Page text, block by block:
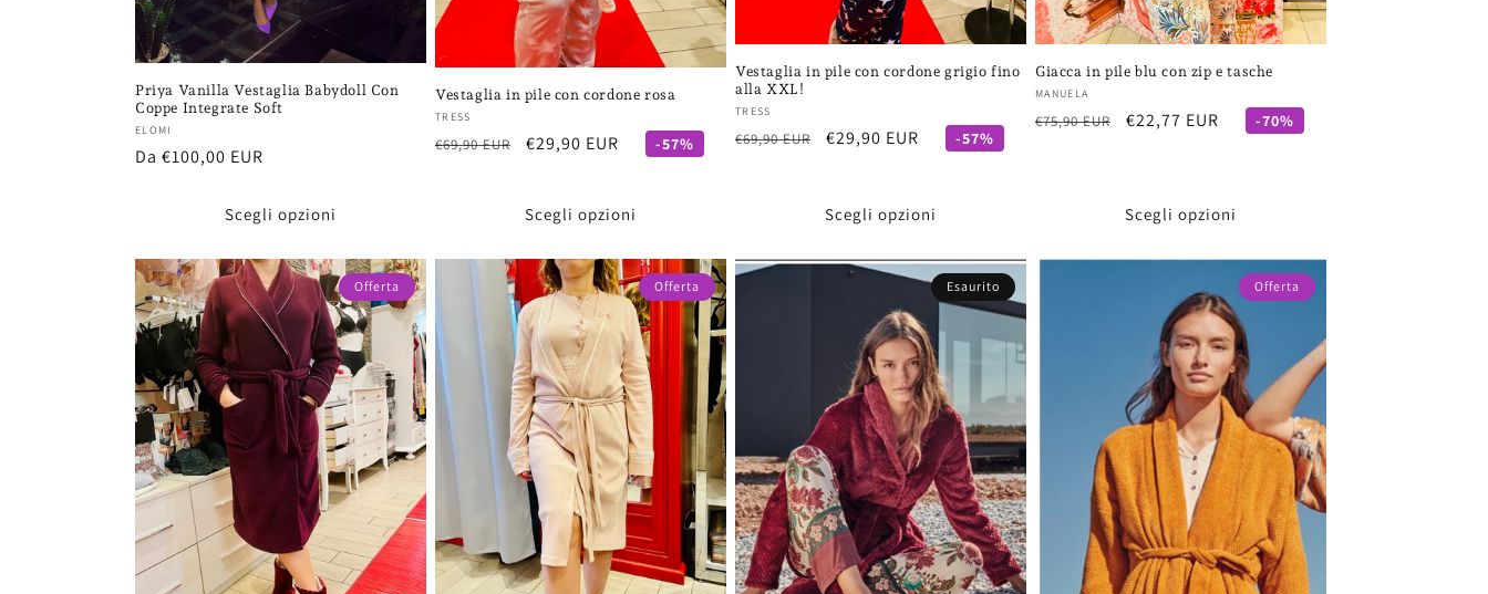
Priya Vanilla Vestaglia Babydoll Con
Coppe Integrate Soft
Fornitore:
ELOMI
Prezzo
Da €100,00 EUR
Scegli opzioni
Vestaglia in pile con cordone rosa
Fornitore:
TRESS
Prezzo
€69,90 EUR
Prezzo
€29,90 EUR -57%
Scegli opzioni
Vestaglia in pile con cordone grigio fino
alla XXL!
Fornitore:
TRESS
Prezzo
€69,90 EUR
Prezzo
€29,90 EUR -57%
Scegli opzioni
Giacca in pile blu con zip e tasche
Fornitore:
MANUELA
Prezzo
€75,90 EUR
Prezzo
€22,77 EUR -70%
Scegli opzioni
Offerta Offerta Esaurito Offerta